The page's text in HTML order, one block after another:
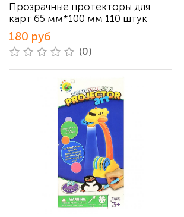
Прозрачные протекторы для
карт 65 мм*100 мм 110 штук
180 руб
(0)